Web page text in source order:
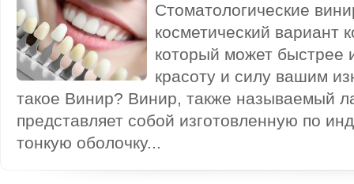
Стоматологические
косметический вариант
который может быстрее
красоту и силу вашим
такое Винир? Винир, также называемый
представляет собой изготовленную по
тонкую оболочку...